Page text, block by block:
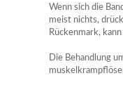
Wenn sich die
meist nichts,
Rückenmark,
Die Behandlung